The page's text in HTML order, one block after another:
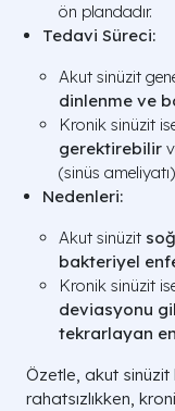
ön plandadır.
Tedavi Süreci:
Akut sinüzit
dinlenme ve
Kronik sinüzit
gerektirebilir
(sinüs
Nedenleri:
Akut sinüzit
bakteriyel
Kronik sinüzit
deviasyonu
tekrarlayan
Özetle, akut
rahatsızlıkken,